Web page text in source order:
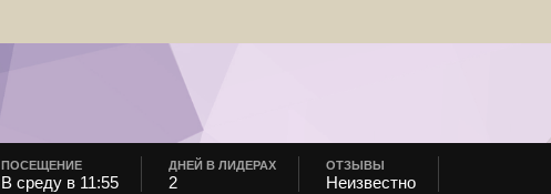
ПОСЕЩЕНИЕ
В среду в 11:55
ДНЕЙ В ЛИДЕРАХ
2
ОТЗЫВЫ
Неизвестно